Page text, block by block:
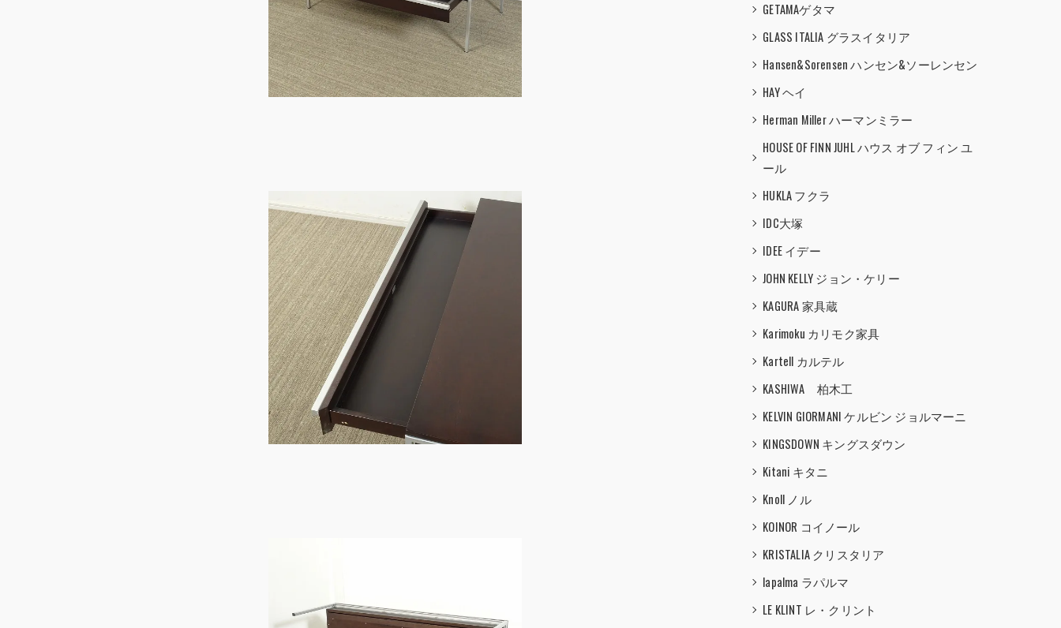
GETAMAゲタマ
GLASS ITALIA グラスイタリア
Hansen&Sorensen ハンセン&ソーレンセン
HAY ヘイ
Herman Miller ハーマンミラー
HOUSE OF FINN JUHL ハウス オブ フィン ユ
ール
HUKLA フクラ
IDC大塚
IDEE イデー
JOHN KELLY ジョン・ケリー
KAGURA 家具蔵
Karimoku カリモク家具
Kartell カルテル
KASHIWA 柏木工
KELVIN GIORMANI ケルビン ジョルマーニ
KINGSDOWN キングスダウン
Kitani キタニ
Knoll ノル
KOINOR コイノール
KRISTALIA クリスタリア
lapalma ラパルマ
LE KLINT レ・クリント